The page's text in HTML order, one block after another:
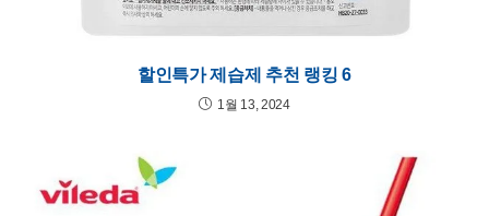
할인특가 제습제 추천 랭킹 6
1월 13, 2024